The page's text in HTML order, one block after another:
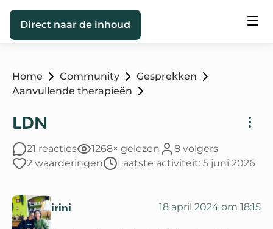
Direct naar de inhoud
Home Community
Gesprekken
Aanvullende therapieën
LDN
21 reacties 1268× gelezen
8 volgers
2 waarderingen
Laatste activiteit: 5 juni 2026
irini 18 april 2024 om 18:15